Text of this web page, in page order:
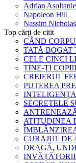
Adrian Asoltanie
Napoleon Hill
Nassim
Top cărți de citit
CÂND
TATĂ BOGAT
CELE CINCI
ȚINE-ȚI
CREIERUL
PUTEREA
SECRETELE
ATITUDINEA
CURAJUL DE
DRAGĂ,
INVĂȚĂTORII